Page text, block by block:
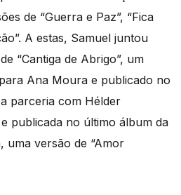
de “Guerra e Paz”, “Fica
A estas, Samuel juntou
“Cantiga de Abrigo”, um
Ana Moura e publicado no
parceria com Hélder
publicada no último álbum da
uma versão de “Amor